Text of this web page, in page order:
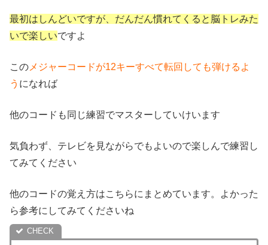
最初はしんどいですが、だんだん慣れてくると脳トレみた
いで楽しいですよ
この メジャーコードが12キーすべて転回しても弾けるよ
う になれば
他のコードも同じ練習でマスターしていけいます
気負わず、テレビを見ながらでもよいので楽しんで練習し
てみてください
他のコードの覚え方はこちらにまとめています。よかった
ら参考にしてみてくださいね